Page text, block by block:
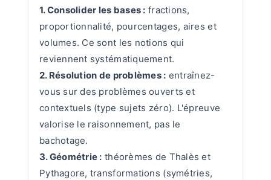
1. Consolider les bases : fractions,
proportionnalité, pourcentages, aires et
volumes. Ce sont les notions qui
reviennent systématiquement.
2. Résolution de problèmes : entraînez-
vous sur des problèmes ouverts et
contextuels (type sujets zéro). L'épreuve
valorise le raisonnement, pas le
bachotage.
3. Géométrie : théorèmes de Thalès et
Pythagore, transformations (symétries,